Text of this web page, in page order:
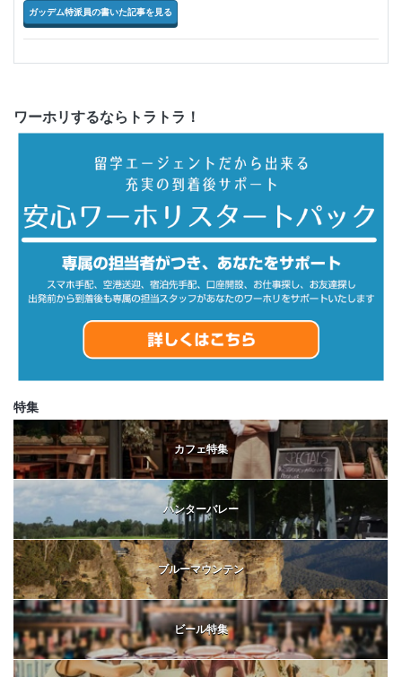
ガッデム特派員の書いた記事を見る
ワーホリするならトラトラ！
特集
カフェ特集
ハンターバレー
ブルーマウンテン
ビール特集